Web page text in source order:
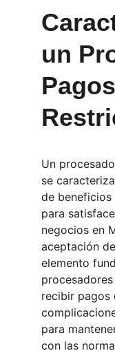
un
Un
se
de beneficios
para
negocios en
aceptación
elemento
recibir pagos
para
con las